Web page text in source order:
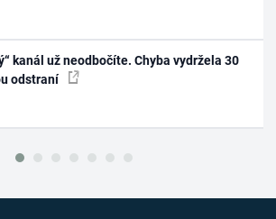
kanál už neodbočíte. Chyba vydržela 30
odstraní